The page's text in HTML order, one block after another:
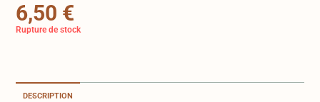
6,50 €
Rupture de stock
DESCRIPTION